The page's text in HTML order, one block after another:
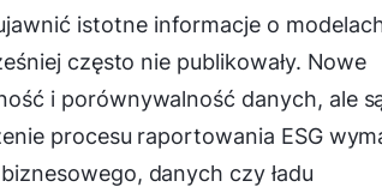
istotne informacje o
często nie publikowały. Nowe
i porównywalność danych, ale
procesu raportowania ESG
danych czy ładu